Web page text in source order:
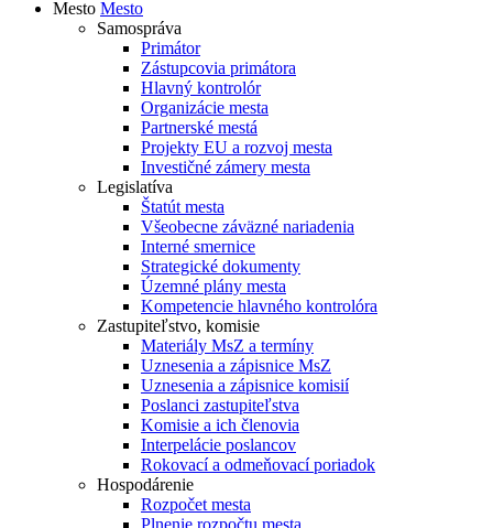
Mesto Mesto
Samospráva
Primátor
Zástupcovia primátora
Hlavný kontrolór
Organizácie mesta
Partnerské mestá
Projekty EU a rozvoj mesta
Investičné zámery mesta
Legislatíva
Štatút mesta
Všeobecne záväzné nariadenia
Interné smernice
Strategické dokumenty
Územné plány mesta
Kompetencie hlavného kontrolóra
Zastupiteľstvo, komisie
Materiály MsZ a termíny
Uznesenia a zápisnice MsZ
Uznesenia a zápisnice komisií
Poslanci zastupiteľstva
Komisie a ich členovia
Interpelácie poslancov
Rokovací a odmeňovací poriadok
Hospodárenie
Rozpočet mesta
Plnenie rozpočtu mesta